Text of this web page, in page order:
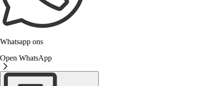
Whatsapp ons
Open WhatsApp